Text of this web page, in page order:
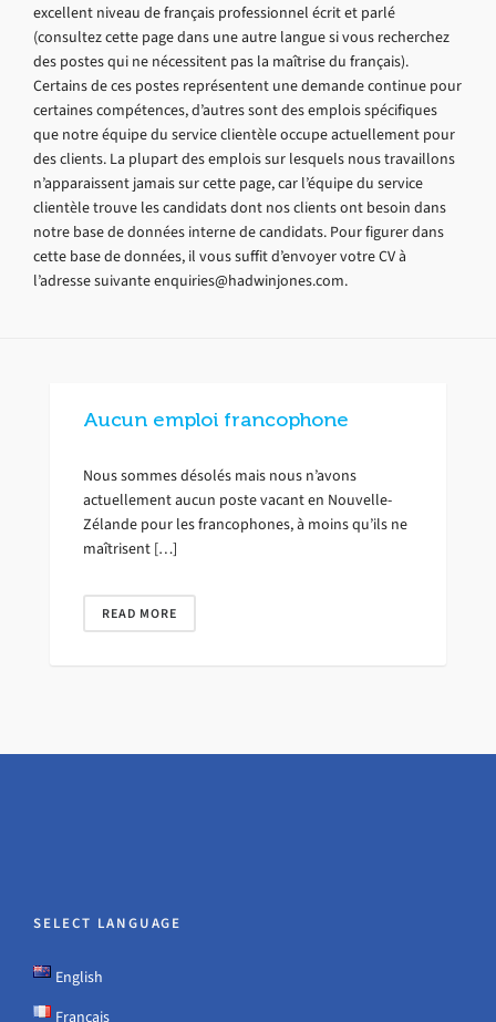
excellent niveau de français professionnel écrit et parlé
(consultez cette page dans une autre langue si vous recherchez
des postes qui ne nécessitent pas la maîtrise du français).
Certains de ces postes représentent une demande continue pour
certaines compétences, d’autres sont des emplois spécifiques
que notre équipe du service clientèle occupe actuellement pour
des clients. La plupart des emplois sur lesquels nous travaillons
n’apparaissent jamais sur cette page, car l’équipe du service
clientèle trouve les candidats dont nos clients ont besoin dans
notre base de données interne de candidats. Pour figurer dans
cette base de données, il vous suffit d’envoyer votre CV à
l’adresse suivante enquiries@hadwinjones.com.
Aucun emploi francophone
Nous sommes désolés mais nous n’avons
actuellement aucun poste vacant en Nouvelle-
Zélande pour les francophones, à moins qu’ils ne
maîtrisent […]
READ MORE
SELECT LANGUAGE
English
Français